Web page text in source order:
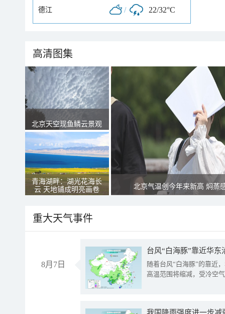
德江 / 22/32°C
高清图集
北京天空现鱼鳞云景观
青海湖畔：湖光花海长
云 天地铺成明亮画卷
北京气温创今年来新高 焖蒸
重大天气事件
8月7日
台风“白海豚”靠近华
随着台风“白海豚”的靠近
高温范围将缩减，受冷空